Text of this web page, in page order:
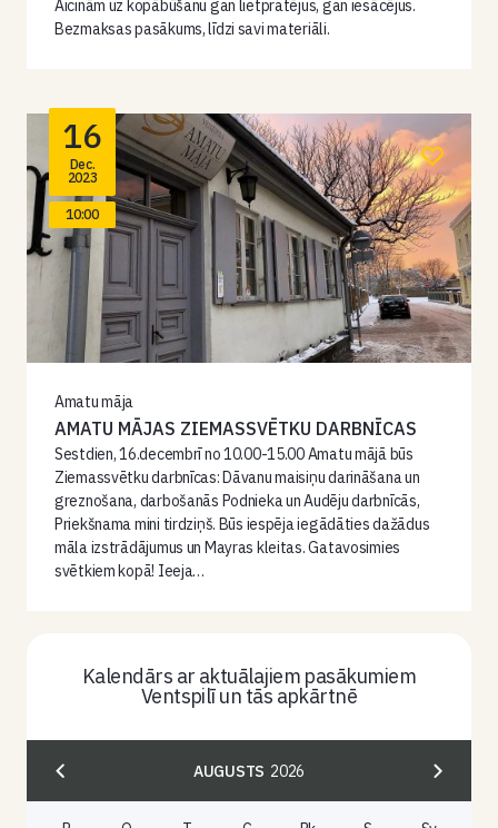
Aicinām uz kopābūšanu gan lietpratējus, gan iesācējus.
Bezmaksas pasākums, līdzi savi materiāli.
16
Dec.
2023
10:00
Amatu māja
AMATU MĀJAS ZIEMASSVĒTKU DARBNĪCAS
Sestdien, 16.decembrī no 10.00-15.00 Amatu mājā būs
Ziemassvētku darbnīcas: Dāvanu maisiņu darināšana un
greznošana, darbošanās Podnieka un Audēju darbnīcās,
Priekšnama mini tirdziņš. Būs iespēja iegādāties dažādus
māla izstrādājumus un Mayras kleitas. Gatavosimies
svētkiem kopā! Ieeja…
Kalendārs ar aktuālajiem pasākumiem
Ventspilī un tās apkārtnē
AUGUSTS 2026